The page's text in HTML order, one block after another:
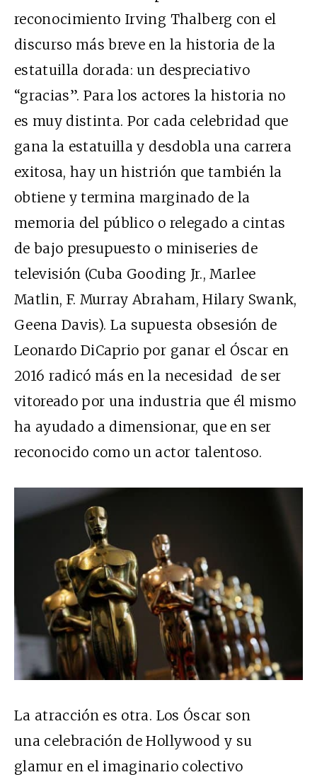
reconocimiento Irving Thalberg con el
discurso más breve en la historia de la
estatuilla dorada: un despreciativo
“gracias”. Para los actores la historia no
es muy distinta. Por cada celebridad que
gana la estatuilla y desdobla una carrera
exitosa, hay un histrión que también la
obtiene y termina marginado de la
memoria del público o relegado a cintas
de bajo presupuesto o miniseries de
televisión (Cuba Gooding Jr., Marlee
Matlin, F. Murray Abraham, Hilary Swank,
Geena Davis). La supuesta obsesión de
Leonardo DiCaprio por ganar el Óscar en
2016 radicó más en la necesidad de ser
vitoreado por una industria que él mismo
ha ayudado a dimensionar, que en ser
reconocido como un actor talentoso.
La atracción es otra. Los Óscar son
una celebración de Hollywood y su
glamur en el imaginario colectivo